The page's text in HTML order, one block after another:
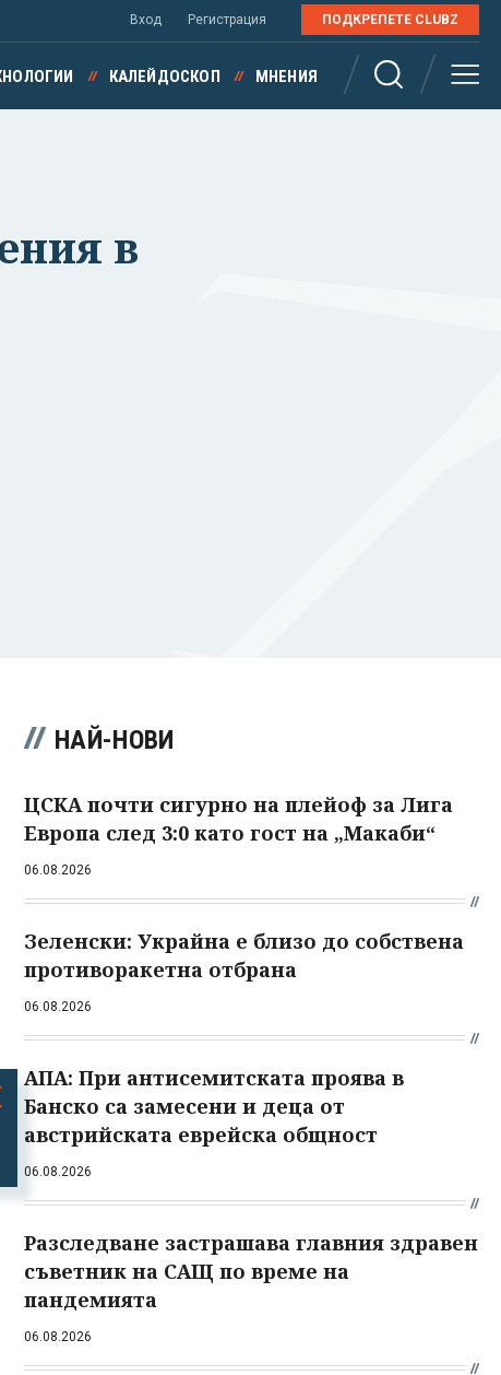
Вход Регистрация ПОДКРЕПЕТЕ CLUBZ
КАЛЕЙДОСКОП МНЕНИЯ
в
НАЙ-НОВИ
ЦСКА почти сигурно на плейоф за Лига
Европа след 3:0 като гост на „Макаби“
06.08.2026
Зеленски: Украйна е близо до собствена
противоракетна отбрана
06.08.2026
АПА: При антисемитската проява в
Банско са замесени и деца от
австрийската еврейска общност
06.08.2026
Разследване застрашава главния здравен
съветник на САЩ по време на
пандемията
06.08.2026